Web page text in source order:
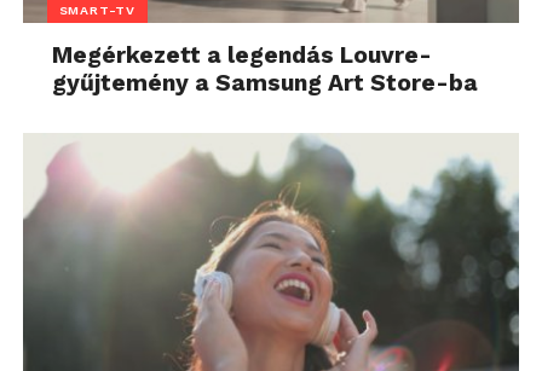
SMART-TV
Megérkezett a legendás Louvre-
gyűjtemény a Samsung Art Store-ba